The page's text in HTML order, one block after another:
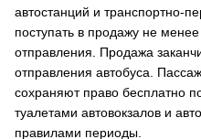
автостанций и транспортно-
поступать в продажу не
отправления. Продажа
отправления автобуса.
сохраняют право бесплатно
туалетами автовокзалов и
правилами периоды.